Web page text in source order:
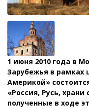
1 июня 2010 года в
Зарубежья в рамках
Америкой»
«Россия, Русь, храни
полученные в ходе